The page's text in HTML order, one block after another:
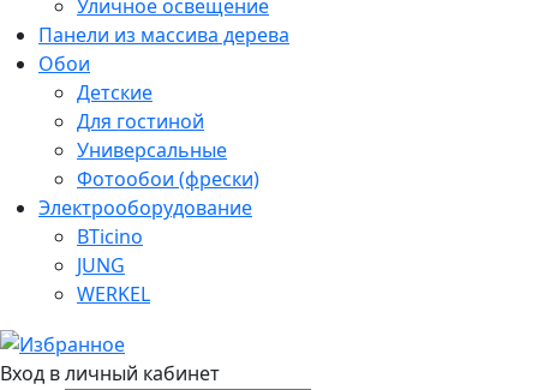
Уличное освещение
Панели из массива дерева
Обои
Детские
Для гостиной
Универсальные
Фотообои (фрески)
Электрооборудование
BTicino
JUNG
WERKEL
Вход в личный кабинет